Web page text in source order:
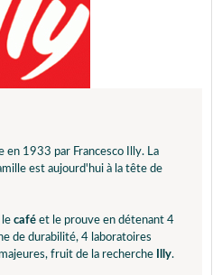
en 1933 par Francesco Illy. La
est aujourd'hui à la tête de
le café et le prouve en détenant 4
de durabilité, 4 laboratoires
fruit de la recherche
Illy.